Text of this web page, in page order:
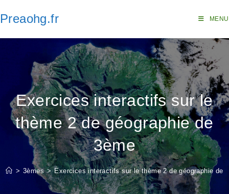
to
Preaohg.fr MENU
Exercices interactifs sur le
thème 2 de géographie de
3ème
> 3èmes > Exercices interactifs sur le thème 2 de géographie de